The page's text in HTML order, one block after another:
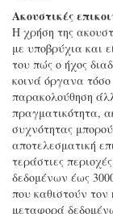
Ακουστικές
Η χρήση της
με υποβρύχια και
του πώς ο ήχος
κοινά όργανα τόσο
παρακολούθηση
πραγματικότητα,
συχνότητας
αποτελεσματική
τεράστιες
δεδομένων έως
που καθιστούν τον
μεταφορά